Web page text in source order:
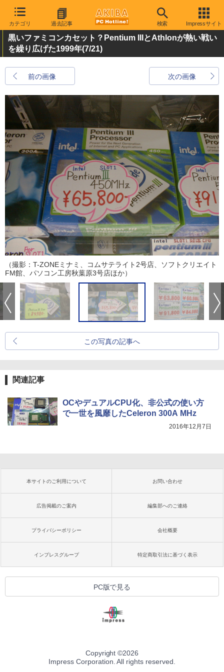
カテゴリ 過去記事 検索 Impressサイト
黒いファミコンカセット？Pentium IIIとAthlonが熱い戦い
を繰り広げた1999年(7/21)
前の画像 次の画像
（撮影：T-ZONEミナミ、コムサテライト2号店、ソフトクリエイト
FM館、パソコン工房秋葉原3号店ほか）
この写真の記事へ
関連記事
OCやデュアルCPU化、非公式の使い方
で一世を風靡したCeleron 300A MHz
2016年12月7日
本サイトのご利用について お問い合わせ
広告掲載のご案内 編集部へのご連絡
プライバシーポリシー 会社概要
インプレスグループ 特定商取引法に基づく表示
PC版で見る
Copyright ©2026
Impress Corporation. All rights reserved.